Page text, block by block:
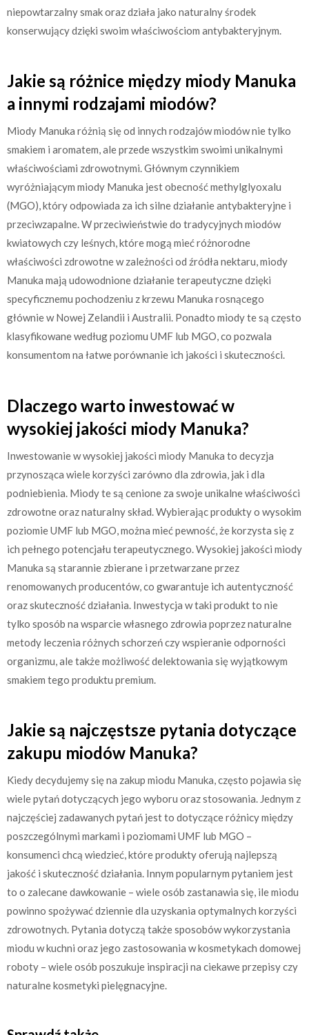
niepowtarzalny smak oraz działa jako naturalny środek
konserwujący dzięki swoim właściwościom antybakteryjnym.
Jakie są różnice między miody Manuka
a innymi rodzajami miodów?
Miody Manuka różnią się od innych rodzajów miodów nie tylko
smakiem i aromatem, ale przede wszystkim swoimi unikalnymi
właściwościami zdrowotnymi. Głównym czynnikiem
wyróżniającym miody Manuka jest obecność methylglyoxalu
(MGO), który odpowiada za ich silne działanie antybakteryjne i
przeciwzapalne. W przeciwieństwie do tradycyjnych miodów
kwiatowych czy leśnych, które mogą mieć różnorodne
właściwości zdrowotne w zależności od źródła nektaru, miody
Manuka mają udowodnione działanie terapeutyczne dzięki
specyficznemu pochodzeniu z krzewu Manuka rosnącego
głównie w Nowej Zelandii i Australii. Ponadto miody te są często
klasyfikowane według poziomu UMF lub MGO, co pozwala
konsumentom na łatwe porównanie ich jakości i skuteczności.
Dlaczego warto inwestować w
wysokiej jakości miody Manuka?
Inwestowanie w wysokiej jakości miody Manuka to decyzja
przynosząca wiele korzyści zarówno dla zdrowia, jak i dla
podniebienia. Miody te są cenione za swoje unikalne właściwości
zdrowotne oraz naturalny skład. Wybierając produkty o wysokim
poziomie UMF lub MGO, można mieć pewność, że korzysta się z
ich pełnego potencjału terapeutycznego. Wysokiej jakości miody
Manuka są starannie zbierane i przetwarzane przez
renomowanych producentów, co gwarantuje ich autentyczność
oraz skuteczność działania. Inwestycja w taki produkt to nie
tylko sposób na wsparcie własnego zdrowia poprzez naturalne
metody leczenia różnych schorzeń czy wspieranie odporności
organizmu, ale także możliwość delektowania się wyjątkowym
smakiem tego produktu premium.
Jakie są najczęstsze pytania dotyczące
zakupu miodów Manuka?
Kiedy decydujemy się na zakup miodu Manuka, często pojawia się
wiele pytań dotyczących jego wyboru oraz stosowania. Jednym z
najczęściej zadawanych pytań jest to dotyczące różnicy między
poszczególnymi markami i poziomami UMF lub MGO –
konsumenci chcą wiedzieć, które produkty oferują najlepszą
jakość i skuteczność działania. Innym popularnym pytaniem jest
to o zalecane dawkowanie – wiele osób zastanawia się, ile miodu
powinno spożywać dziennie dla uzyskania optymalnych korzyści
zdrowotnych. Pytania dotyczą także sposobów wykorzystania
miodu w kuchni oraz jego zastosowania w kosmetykach domowej
roboty – wiele osób poszukuje inspiracji na ciekawe przepisy czy
naturalne kosmetyki pielęgnacyjne.